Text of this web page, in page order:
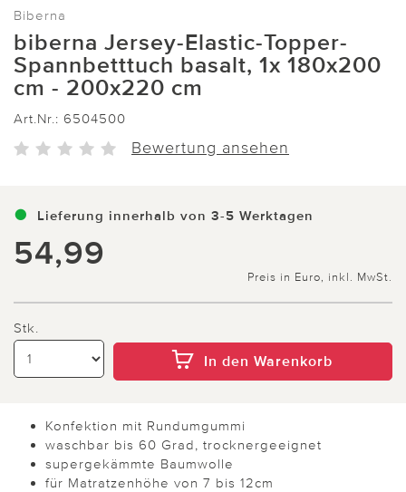
Biberna
biberna Jersey-Elastic-Topper-
Spannbetttuch basalt, 1x 180x200
cm - 200x220 cm
Art.Nr.: 6504500
Bewertung ansehen
Lieferung innerhalb von 3-5 Werktagen
54,99
Preis in Euro, inkl. MwSt.
Stk.
In den Warenkorb
Konfektion mit Rundumgummi
waschbar bis 60 Grad, trocknergeeignet
supergekämmte Baumwolle
für Matratzenhöhe von 7 bis 12cm